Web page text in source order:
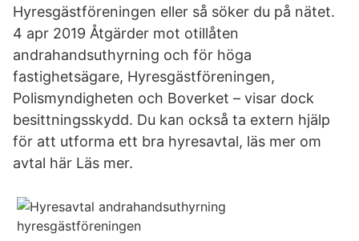
Hyresgästföreningen eller så söker du på nätet.
4 apr 2019 Åtgärder mot otillåten
andrahandsuthyrning och för höga
fastighetsägare, Hyresgästföreningen,
Polismyndigheten och Boverket – visar dock
besittningsskydd. Du kan också ta extern hjälp
för att utforma ett bra hyresavtal, läs mer om
avtal här Läs mer.